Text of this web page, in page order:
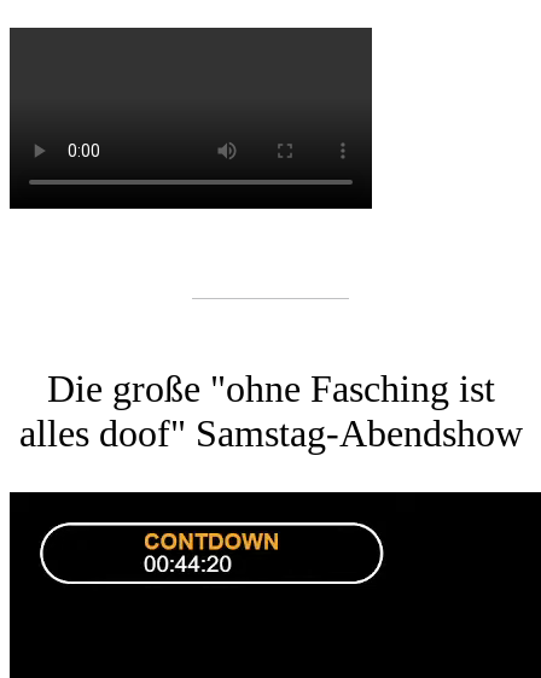
Die große "ohne Fasching ist
alles doof" Samstag-Abendshow